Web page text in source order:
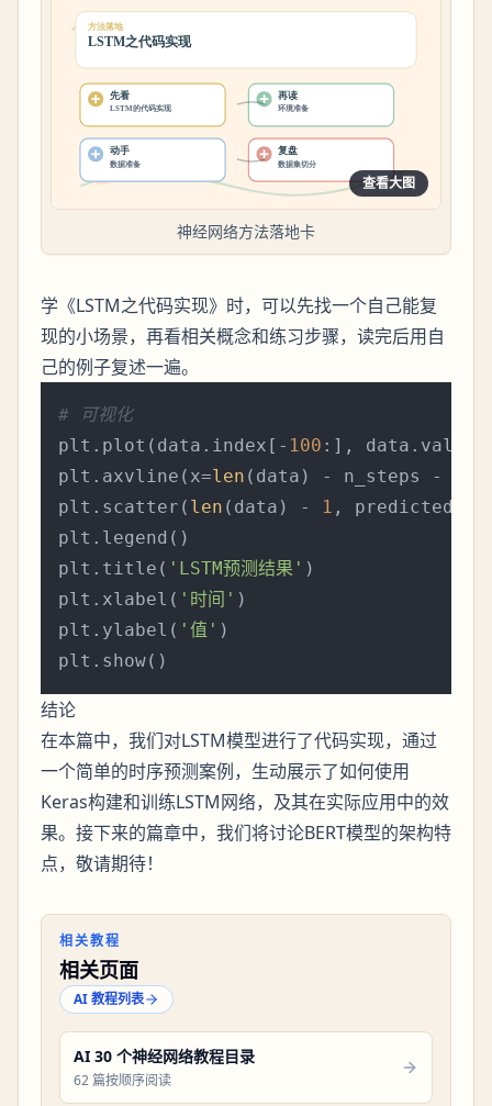
查看大图
神经网络方法落地卡
学《LSTM之代码实现》时，可以先找一个自己能复
现的小场景，再看相关概念和练习步骤，读完后用自
己的例子复述一遍。
# 可视化
plt.plot(data.index[- 100 :],
plt.axvline(x=len (data) - n_steps -
plt.scatter( len (data) - 1 ,
plt.legend()
plt.title( 'LSTM预测结果' )
plt.xlabel( '时间' )
plt.ylabel( '值' )
结论
在本篇中，我们对LSTM模型进行了代码实现，通过
一个简单的时序预测案例，生动展示了如何使用
Keras构建和训练LSTM网络，及其在实际应用中的效
果。接下来的篇章中，我们将讨论BERT模型的架构特
点，敬请期待！
相关教程
相关页面
AI 教程列表
AI 30 个神经网络教程目录
62 篇按顺序阅读